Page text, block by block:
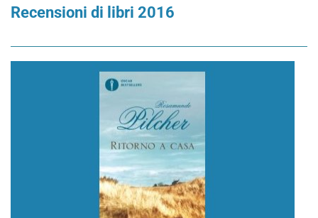
Recensioni di libri 2016